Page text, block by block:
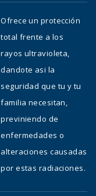
Ofrece un protección
total frente a los
rayos ultravioleta,
dandote asi la
seguridad que tu y tu
familia necesitan,
previniendo de
enfermedades o
alteraciones causadas
por estas radiaciones.